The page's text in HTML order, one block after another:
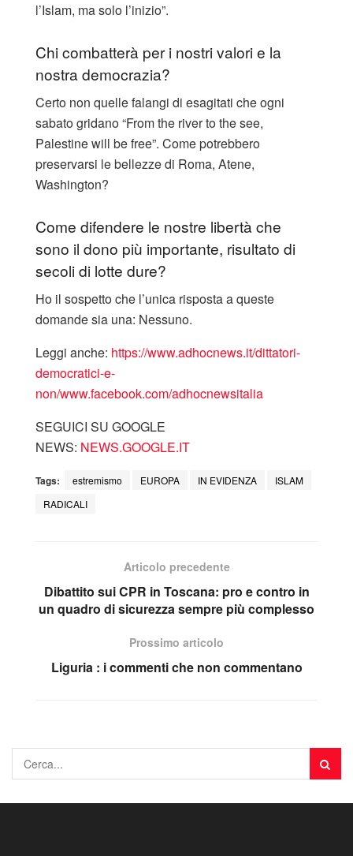
l’Islam, ma solo l’inizio”.
Chi combatterà per i nostri valori e la
nostra democrazia?
Certo non quelle falangi di esagitati che ogni
sabato gridano “From the river to the see,
Palestine will be free”. Come potrebbero
preservarsi le bellezze di Roma, Atene,
Washington?
Come difendere le nostre libertà che
sono il dono più importante, risultato di
secoli di lotte dure?
Ho il sospetto che l’unica risposta a queste
domande sia una: Nessuno.
Leggi anche: https://www.adhocnews.it/dittatori-
democratici-e-
non/www.facebook.com/adhocnewsitalia
SEGUICI SU GOOGLE
NEWS: NEWS.GOOGLE.IT
Tags: estremismo EUROPA IN EVIDENZA
ISLAM
RADICALI
Articolo precedente
Dibattito sui CPR in Toscana: pro e contro in
un quadro di sicurezza sempre più complesso
Prossimo articolo
Liguria : i commenti che non commentano